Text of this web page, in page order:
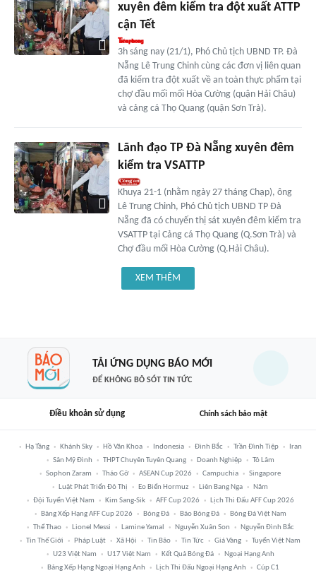
xuyên đêm kiểm tra đột xuất ATTP
cận Tết
3h sáng nay (21/1), Phó Chủ tịch UBND TP. Đà
Nẵng Lê Trung Chinh cùng các đơn vị liên quan
đã kiểm tra đột xuất về an toàn thực phẩm tại
chợ đầu mối mối Hòa Cường (quận Hải Châu)
và cảng cá Thọ Quang (quận Sơn Trà).
Lãnh đạo TP Đà Nẵng xuyên đêm
kiểm tra VSATTP
Khuya 21-1 (nhằm ngày 27 tháng Chạp), ông
Lê Trung Chinh, Phó Chủ tịch UBND TP Đà
Nẵng đã có chuyến thị sát xuyên đêm kiểm tra
VSATTP tại Cảng cá Thọ Quang (Q.Sơn Trà) và
Chợ đầu mối Hòa Cường (Q.Hải Châu).
XEM THÊM
TẢI ỨNG DỤNG BÁO MỚI
ĐỂ KHÔNG BỎ SÓT TIN TỨC
Điều khoản sử dụng Chính sách bảo mật
Hạ Tầng Khánh Sky Hồ Văn Khoa Indonesia Đình Bắc Trần Đình Tiệp
Iran
Sân Mỹ Đình
THPT Chuyên Tuyên Quang Doanh Nghiệp
Tô Lâm
Sophon Zaram
Tháo Gỡ ASEAN Cup 2026 Campuchia
Singapore
Luật Phát Triển Đô Thị
Eo Biển Hormuz Liên Bang Nga
Năm
Đội Tuyển Việt Nam
Kim Sang-Sik AFF Cup 2026
Lịch Thi Đấu AFF Cup 2026
Bảng Xếp Hạng AFF Cup 2026
Bóng Đá Báo Bóng Đá
Bóng Đá Việt Nam
Thể Thao
Lionel Messi Lamine Yamal Nguyễn Xuân Son
Nguyễn Đình Bắc
Tin Thế Giới
Pháp Luật Xã Hội Tin Bão Tin Tức Giá Vàng
Tuyển Việt Nam
U23 Việt Nam
U17 Việt Nam Kết Quả Bóng Đá
Ngoại Hạng Anh
Bảng Xếp Hạng Ngoại Hạng Anh
Lịch Thi Đấu Ngoại Hạng Anh Cúp C1